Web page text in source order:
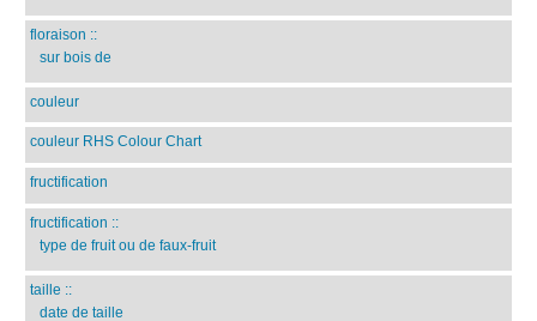
floraison ::
sur bois de
couleur
couleur RHS Colour Chart
fructification
fructification ::
type de fruit ou de faux-fruit
taille ::
date de taille